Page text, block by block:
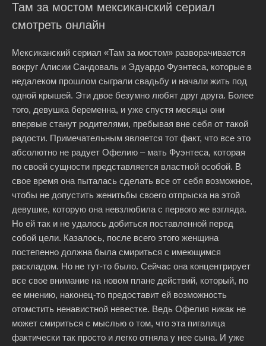
Там за мостом мексиканский сериал
смотреть онлайн
Мексиканский сериал «Там за мостом» разворачивается
вокруг Алисии Сандоваль и Эдуардо Фуэнтеса, которые в
недалеком прошлом сыграли свадьбу и начали жить под
одной крышей. Эти двое безумно любят друг друга. Более
того, девушка беременна, и уже спустя месяцы они
впервые станут родителями, пребывая вне себя от такой
радости. Примечательным является тот факт, что все это
абсолютно не радует Офелию – мать Фуэнтеса, которая
по своей сущности представляется властной особой. В
свое время она пыталась сделать все от себя возможное,
чтобы не допустить женитьбы своего отпрыска на этой
девушке, которую она невзлюбила с первого же взгляда.
Но ей так и не удалось добиться поставленной перед
собой цели. Казалось, после всего этого женщина
постепенно должна была смириться с имеющимся
раскладом. Но не тут-то было. Сейчас она концентрирует
все свое внимание на новом плане действий, который, по
ее мнению, наконец-то предоставит ей возможность
отомстить ненавистной невестке. Ведь Офелия никак не
может смириться с мыслью о том, что эта пигалица
фактически так просто и легко отняла у нее сына. И уже